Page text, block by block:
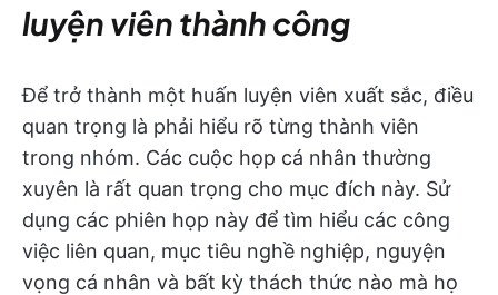
luyện viên thành công
Để trở thành một huấn luyện viên xuất sắc, điều
quan trọng là phải hiểu rõ từng thành viên
trong nhóm. Các cuộc họp cá nhân thường
xuyên là rất quan trọng cho mục đích này. Sử
dụng các phiên họp này để tìm hiểu các công
việc liên quan, mục tiêu nghề nghiệp, nguyện
vọng cá nhân và bất kỳ thách thức nào mà họ